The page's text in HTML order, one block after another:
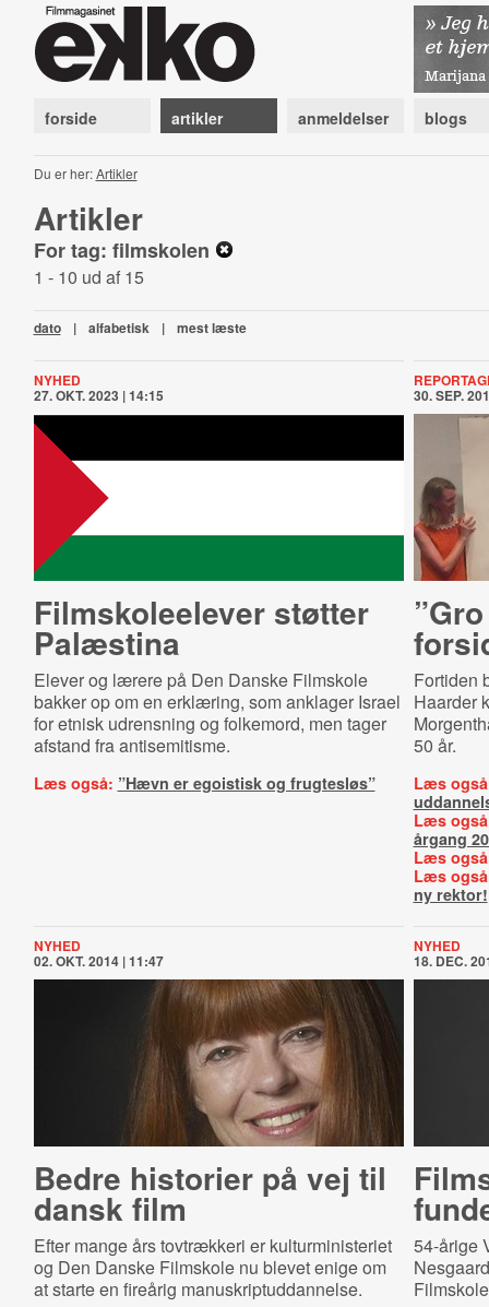
forside artikler anmeldelser blogs
Du er her:Artikler
Artikler
For tag: filmskolen
1 - 10 ud af 15
dato | alfabetisk | mest læste
NYHED
27. OKT. 2023 | 14:15
Film­sko­le­e­le­ver støtter
Palæstina
Elever og lærere på Den Danske Filmskole
bakker op om en erklæring, som anklager Israel
for etnisk udrensning og folkemord, men tager
afstand fra antisemitisme.
Læs også: ”Hævn er egoistisk og frugtesløs”
30. SEP.
Fortiden
Haarder
50 år.
Læs
Læs
årgang
Læs
Læs
ny rektor!
NYHED
02. OKT. 2014 | 11:47
Bedre historier på vej til
dansk film
Efter mange års tovtrækkeri er kulturministeriet
og Den Danske Filmskole nu blevet enige om
at starte en fireårig manuskriptuddannelse.
NYHED
18. DEC.
54-årige